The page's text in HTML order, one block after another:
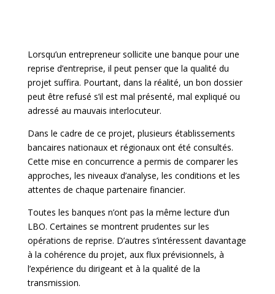
Lorsqu’un entrepreneur sollicite une banque pour une
reprise d’entreprise, il peut penser que la qualité du
projet suffira. Pourtant, dans la réalité, un bon dossier
peut être refusé s’il est mal présenté, mal expliqué ou
adressé au mauvais interlocuteur.
Dans le cadre de ce projet, plusieurs établissements
bancaires nationaux et régionaux ont été consultés.
Cette mise en concurrence a permis de comparer les
approches, les niveaux d’analyse, les conditions et les
attentes de chaque partenaire financier.
Toutes les banques n’ont pas la même lecture d’un
LBO. Certaines se montrent prudentes sur les
opérations de reprise. D’autres s’intéressent davantage
à la cohérence du projet, aux flux prévisionnels, à
l’expérience du dirigeant et à la qualité de la
transmission.